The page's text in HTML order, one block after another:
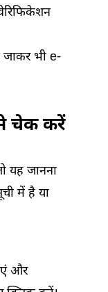
जाकर भी e-
चेक करें
यह जानना
में है या
और